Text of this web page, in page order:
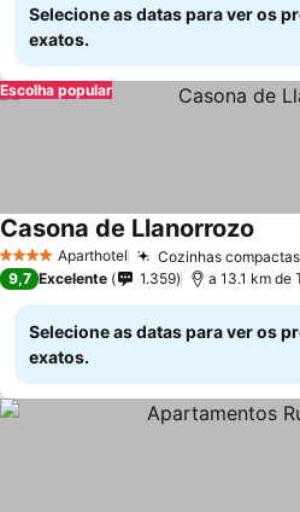
Selecione as datas para ver os
exatos.
Escolha popular
4 EstrelasAparthotel Cozinhas
Casona de Llanorrozo
9,7 Excelente 1.359 a 13.1 km de
Selecione as datas para ver os
exatos.